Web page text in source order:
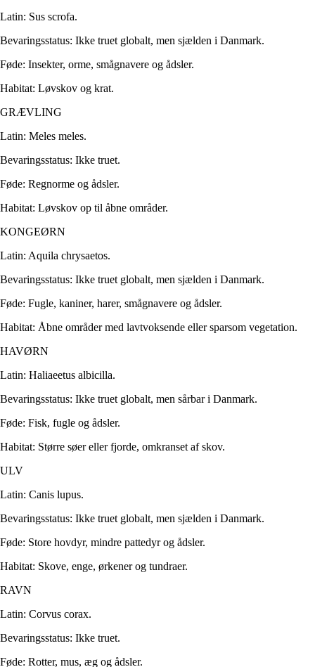
Latin: Sus scrofa.
Bevaringsstatus: Ikke truet globalt, men sjælden i Danmark.
Føde: Insekter, orme, smågnavere og ådsler.
Habitat: Løvskov og krat.
GRÆVLING
Latin: Meles meles.
Bevaringsstatus: Ikke truet.
Føde: Regnorme og ådsler.
Habitat: Løvskov op til åbne områder.
KONGEØRN
Latin: Aquila chrysaetos.
Bevaringsstatus: Ikke truet globalt, men sjælden i Danmark.
Føde: Fugle, kaniner, harer, smågnavere og ådsler.
Habitat: Åbne områder med lavtvoksende eller sparsom vegetation.
HAVØRN
Latin: Haliaeetus albicilla.
Bevaringsstatus: Ikke truet globalt, men sårbar i Danmark.
Føde: Fisk, fugle og ådsler.
Habitat: Større søer eller fjorde, omkranset af skov.
ULV
Latin: Canis lupus.
Bevaringsstatus: Ikke truet globalt, men sjælden i Danmark.
Føde: Store hovdyr, mindre pattedyr og ådsler.
Habitat: Skove, enge, ørkener og tundraer.
RAVN
Latin: Corvus corax.
Bevaringsstatus: Ikke truet.
Føde: Rotter, mus, æg og ådsler.